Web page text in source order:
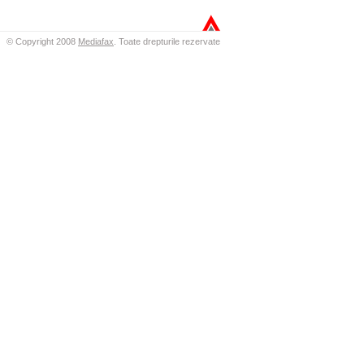
© Copyright 2008 Mediafax Toate drepturile rezervate